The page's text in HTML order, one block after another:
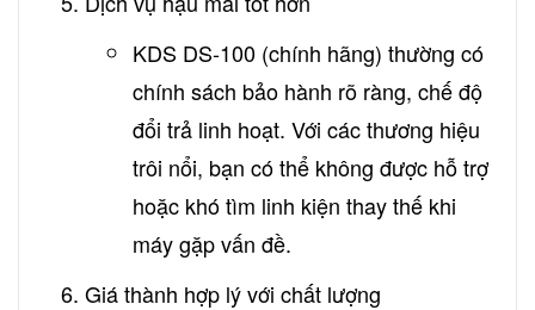
KDS DS-100 (chính hãng) thường có
chính sách bảo hành rõ ràng, chế độ
đổi trả linh hoạt. Với các thương hiệu
trôi nổi, bạn có thể không được hỗ trợ
hoặc khó tìm linh kiện thay thế khi
máy gặp vấn đề.
Giá thành hợp lý với chất lượng